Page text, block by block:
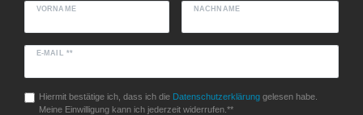
VORNAME NACHNAME
E-MAIL **
Hiermit bestätige ich, dass ich die Daten­schutz­erklärunggelesen habe.
Meine Einwilligung kann ich jederzeit widerrufen.**